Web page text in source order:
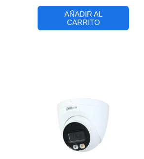
AÑADIR AL
CARRITO